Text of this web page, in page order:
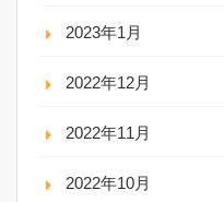
2023年1月
2022年12月
2022年11月
2022年10月